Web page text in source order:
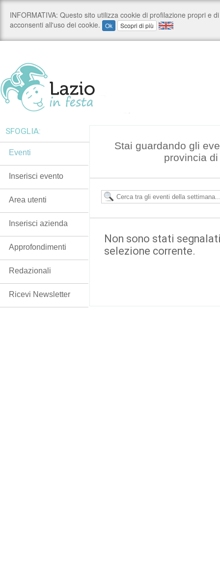
Stai guardando gli
provincia
Non sono stati
selezione corrente.
SFOGLIA:
Eventi
Inserisci evento
Area utenti
Inserisci azienda
Approfondimenti
Redazionali
Ricevi Newsletter